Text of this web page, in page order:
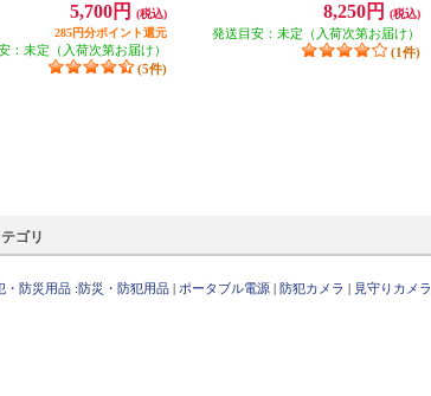
5,700円
(税込)
285円分ポイント還元
：未定（入荷次第お届け）
(5件)
8,250円 (税込)
発送目安：未定（入荷次第お届け）
(1件)
ゴリ
・防災用品 :防災・防犯用品 | ポータブル電源 | 防犯カメラ | 見守りカメラ